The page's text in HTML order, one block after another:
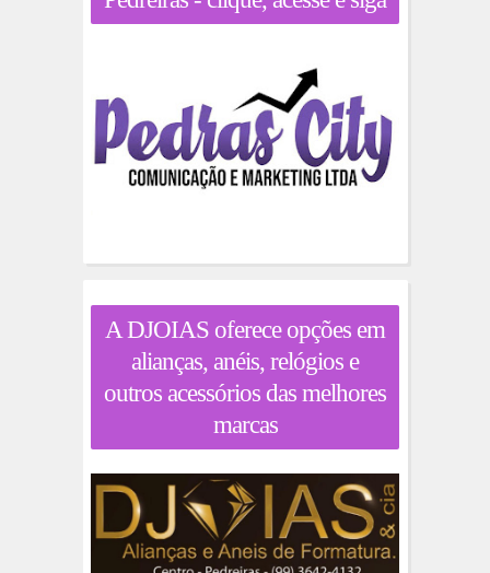
A DJOIAS oferece opções em
alianças, anéis, relógios e
outros acessórios das melhores
marcas